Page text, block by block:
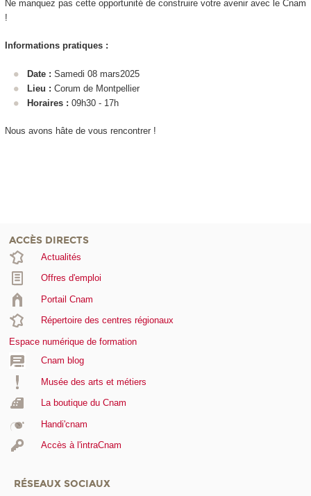
Ne manquez pas cette opportunité de construire votre avenir avec le Cnam
!
Informations pratiques :
Date : Samedi 08 mars2025
Lieu : Corum de Montpellier
Horaires : 09h30 - 17h
Nous avons hâte de vous rencontrer !
ACCÈS DIRECTS
Actualités
Offres d'emploi
Portail Cnam
Répertoire des centres régionaux
Espace numérique de formation
Cnam blog
Musée des arts et métiers
La boutique du Cnam
Handi'cnam
Accès à l'intraCnam
RÉSEAUX SOCIAUX